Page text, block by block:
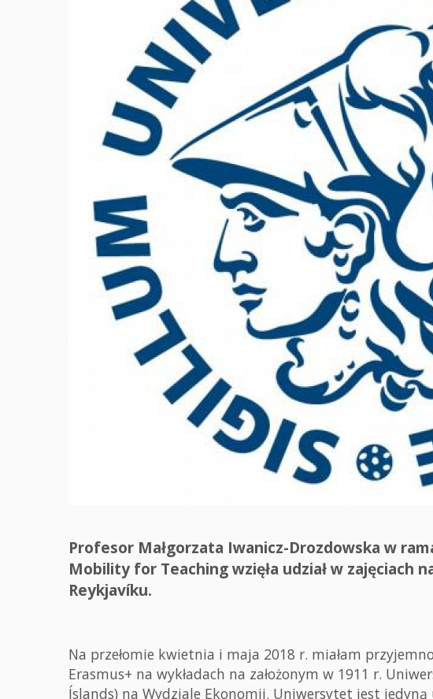
Profesor Małgorzata Iwanicz-Drozdowska w
Mobility for Teaching wzięła udział w zajęciach
Reykjavíku.
Na przełomie kwietnia i maja 2018 r. miałam
Erasmus+ na wykładach na założonym w 1911 r.
Íslands) na Wydziale Ekonomii. Uniwersytet jest